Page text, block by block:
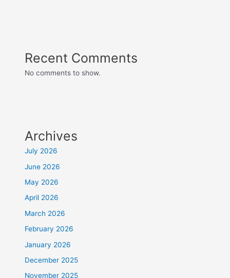
Recent Comments
No comments to show.
Archives
July 2026
June 2026
May 2026
April 2026
March 2026
February 2026
January 2026
December 2025
November 2025